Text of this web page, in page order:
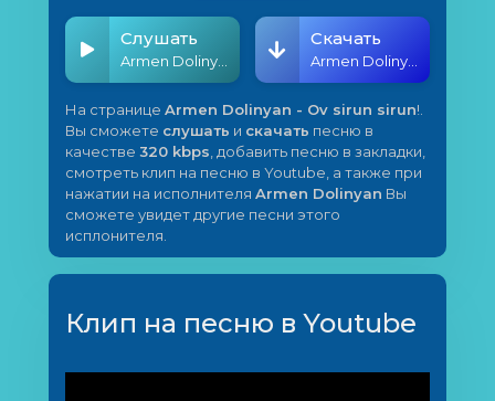
Слушать Скачать
Armen Dolinyan - Ov sirun sirun
На странице Armen Dolinyan - Ov sirun sirun!.
Вы сможете слушать и скачать песню в
качестве 320 kbps , добавить песню в закладки,
смотреть клип на песню в Youtube, а также при
нажатии на исполнителя Armen Dolinyan Вы
сможете увидет другие песни этого
исплонителя.
Клип на песню в Youtube